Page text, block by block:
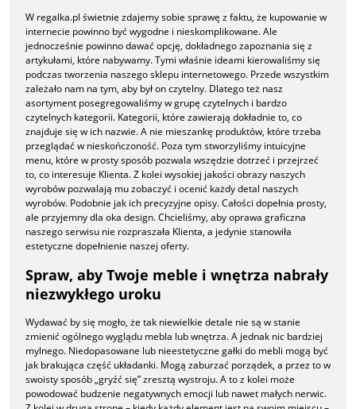
W regalka.pl świetnie zdajemy sobie sprawę z faktu, że kupowanie w
internecie powinno być wygodne i nieskomplikowane. Ale
jednocześnie powinno dawać opcję, dokładnego zapoznania się z
artykułami, które nabywamy. Tymi właśnie ideami kierowaliśmy się
podczas tworzenia naszego sklepu internetowego. Przede wszystkim
zależało nam na tym, aby był on czytelny. Dlatego też nasz
asortyment posegregowaliśmy w grupę czytelnych i bardzo
czytelnych kategorii. Kategorii, które zawierają dokładnie to, co
znajduje się w ich nazwie. A nie mieszankę produktów, które trzeba
przeglądać w nieskończoność. Poza tym stworzyliśmy intuicyjne
menu, które w prosty sposób pozwala wszędzie dotrzeć i przejrzeć
to, co interesuje Klienta. Z kolei wysokiej jakości obrazy naszych
wyrobów pozwalają mu zobaczyć i ocenić każdy detal naszych
wyrobów. Podobnie jak ich precyzyjne opisy. Całości dopełnia prosty,
ale przyjemny dla oka design. Chcieliśmy, aby oprawa graficzna
naszego serwisu nie rozpraszała Klienta, a jedynie stanowiła
estetyczne dopełnienie naszej oferty.
Spraw, aby Twoje meble i wnętrza nabrały
niezwykłego uroku
Wydawać by się mogło, że tak niewielkie detale nie są w stanie
zmienić ogólnego wyglądu mebla lub wnętrza. A jednak nic bardziej
mylnego. Niedopasowane lub nieestetyczne gałki do mebli mogą być
jak brakująca część układanki. Mogą zaburzać porządek, a przez to w
swoisty sposób „gryźć się” zresztą wystroju. A to z kolei może
powodować budzenie negatywnych emocji lub nawet małych nerwic.